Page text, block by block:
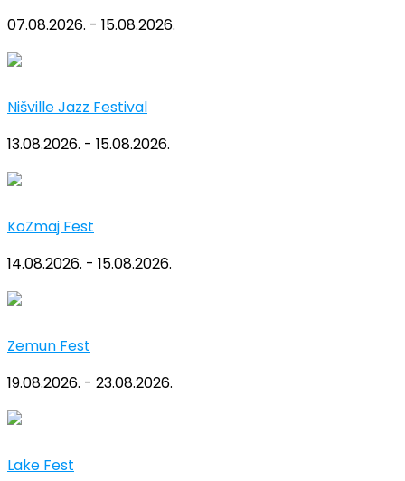
07.08.2026. - 15.08.2026.
Nišville Jazz Festival
13.08.2026. - 15.08.2026.
KoZmaj Fest
14.08.2026. - 15.08.2026.
Zemun Fest
19.08.2026. - 23.08.2026.
Lake Fest